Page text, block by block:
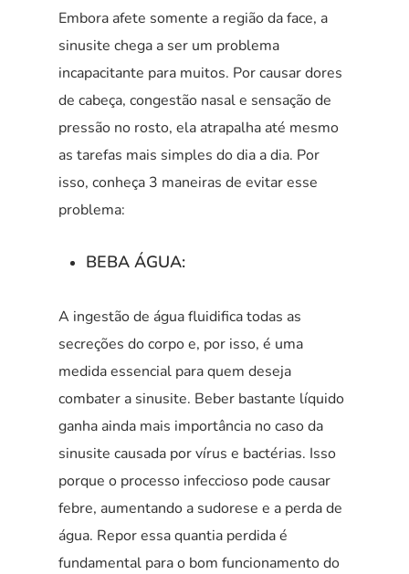
Embora afete somente a região da face, a
sinusite chega a ser um problema
incapacitante para muitos. Por causar dores
de cabeça, congestão nasal e sensação de
pressão no rosto, ela atrapalha até mesmo
as tarefas mais simples do dia a dia. Por
isso, conheça 3 maneiras de evitar esse
problema:
BEBA ÁGUA:
A ingestão de água fluidifica todas as
secreções do corpo e, por isso, é uma
medida essencial para quem deseja
combater a sinusite. Beber bastante líquido
ganha ainda mais importância no caso da
sinusite causada por vírus e bactérias. Isso
porque o processo infeccioso pode causar
febre, aumentando a sudorese e a perda de
água. Repor essa quantia perdida é
fundamental para o bom funcionamento do